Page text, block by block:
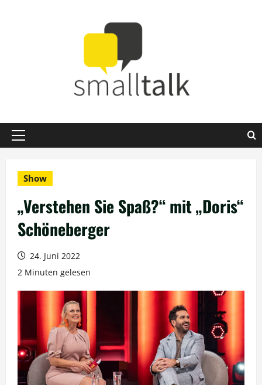
Primäres
Show
„Verstehen Sie Spaß?“ mit „Doris“
Schöneberger
24. Juni 2022
2 Minuten gelesen